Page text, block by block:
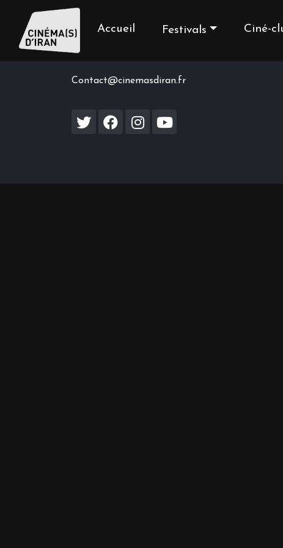
Accueil Festivals Ciné-
Contact us
Contact@cinemasdiran.fr